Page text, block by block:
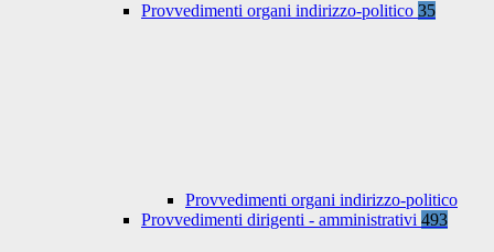
Provvedimenti organi indirizzo-politico 35
Provvedimenti organi indirizzo-politico
Provvedimenti dirigenti - amministrativi 493